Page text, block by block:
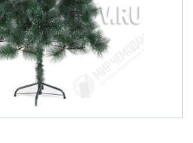
Сумки детские
Рюкзаки
Рюкзаки городские
Рюкзаки школьные
Рюкзаки подростковые